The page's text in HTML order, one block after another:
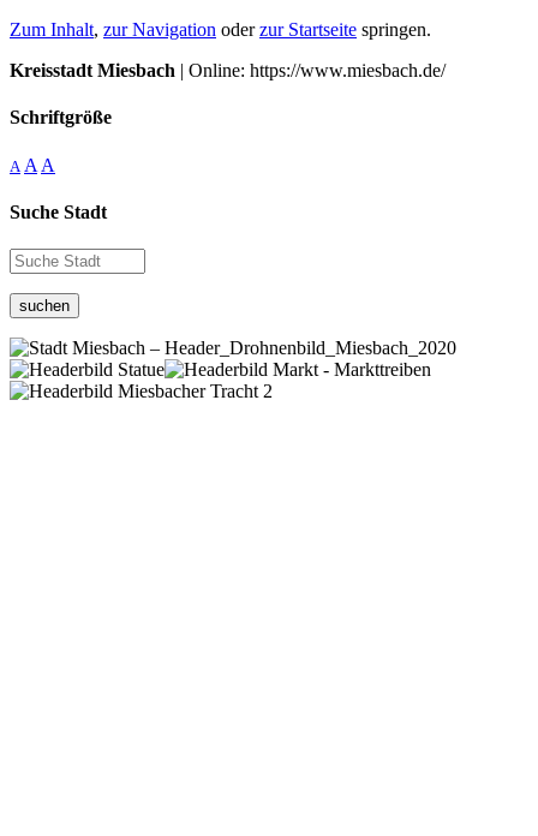
Zum Inhalt, zur Navigation oderzur Startseite springen.
Kreisstadt Miesbach | Online: https://www.miesbach.de/
Schriftgröße
A A A
Suche Stadt
suchen